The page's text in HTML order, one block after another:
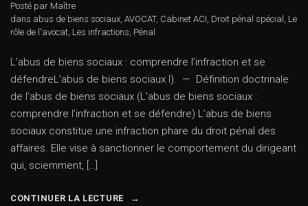
Posté par Maître
dans abus de biens sociaux, AVOCAT, Cabinet ACI, Droit pénal spécial , Le
rôle de l'avocat, Les infractions, Pénal
L’abus de biens sociaux : comprendre l’infraction et se
défendreL’abus de biens sociaux I). — Définition doctrinale
de l’abus de biens sociaux (L’abus de biens sociaux :
comprendre l’infraction et se défendre) L’abus de biens
sociaux constitue une infraction phare du droit pénal des
affaires. Elle vise à sanctionner le comportement du dirigeant
qui, sciemment, […]
CONTINUER LA LECTURE